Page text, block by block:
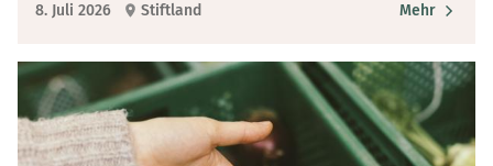
8. Juli 2026 Stiftland Mehr